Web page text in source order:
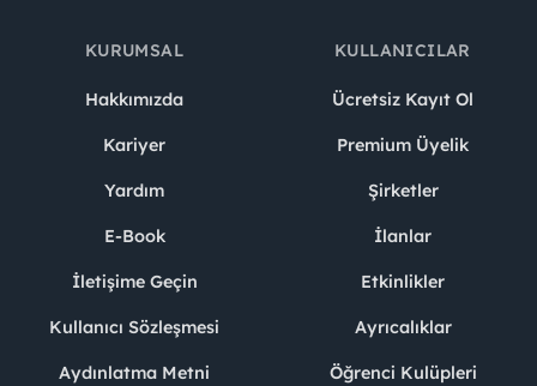
KURUMSAL
Hakkımızda
Kariyer
Yardım
E-Book
İletişime Geçin
Kullanıcı Sözleşmesi
Aydınlatma Metni
KULLANICILAR
Ücretsiz Kayıt Ol
Premium Üyelik
Şirketler
İlanlar
Etkinlikler
Ayrıcalıklar
Öğrenci Kulüpleri